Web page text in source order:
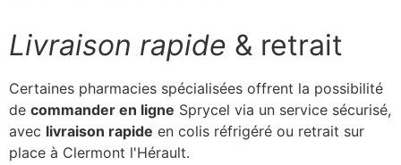
Livraison rapide & retrait
Certaines pharmacies spécialisées offrent la possibilité
de commander en ligne Sprycel via un service sécurisé,
avec livraison rapide en colis réfrigéré ou retrait sur
place à Clermont l'Hérault.